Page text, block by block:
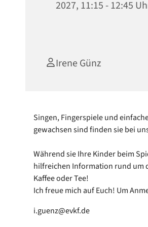
2027, 11:15 - 12:45
Irene Günz
Singen, Fingerspiele und
gewachsen sind finden sie bei
Während sie Ihre Kinder beim
hilfreichen Information rund um
Kaffee oder Tee!
Ich freue mich auf Euch! Um
i.guenz@evkf.de